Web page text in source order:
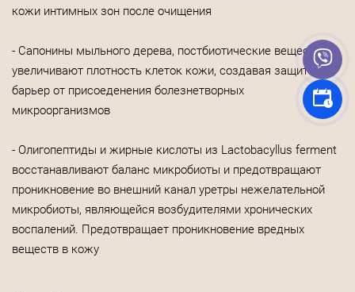
кожи интимных зон после очищения
- Сапонины мыльного дерева, постбиотические вещества
увеличивают плотность клеток кожи, создавая защитный
барьер от присоеденения болезнетворных
микроорганизмов
- Олигопептиды и жирные кислоты из Lactobacyllus ferment
восстанавливают баланс микробиоты и предотвращают
проникновение во внешний канал уретры нежелательной
микробиоты, являющейся возбудителями хронических
воспалений. Предотвращает проникновение вредных
веществ в кожу